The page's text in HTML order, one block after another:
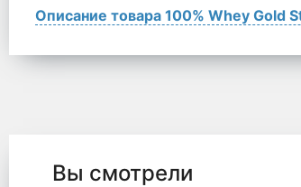
Описание товара 100% Whey Gold
Вы смотрели